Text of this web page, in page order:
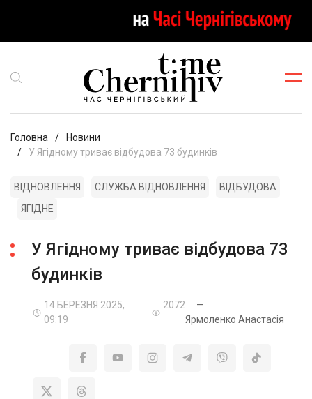
Головна
Новини
У Ягідному триває відбудова 73 будинків
ВІДНОВЛЕННЯ СЛУЖБА ВІДНОВЛЕННЯ
ВІДБУДОВА
ЯГІДНЕ
У Ягідному триває відбудова 73
будинків
14 БЕРЕЗНЯ 2025,
09:19
2072
—
Ярмоленко Анастасія